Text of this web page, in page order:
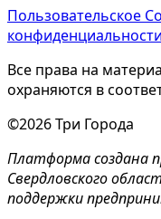
Пользовательское
конфиденциальности
Все права на
охраняются в
©2026 Три Города
Платформа создана
Свердловского
поддержки